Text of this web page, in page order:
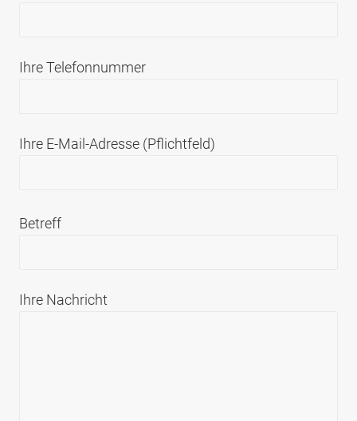
Ihre Telefonnummer
Ihre E-Mail-Adresse (Pflichtfeld)
Betreff
Ihre Nachricht